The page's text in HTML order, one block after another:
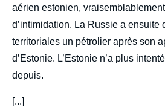
aérien estonien,
d’intimidation. La Russie a ensuite
territoriales un pétrolier après son
d’Estonie. L’Estonie n’a plus
depuis.
[...]